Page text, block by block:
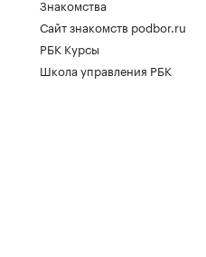
Знакомства
Сайт знакомств podbor.ru
РБК Курсы
Школа управления РБК